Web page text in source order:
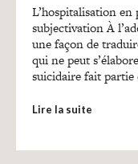
L’hospitalisation en
subjectivation À
une façon de
qui ne peut
suicidaire fait partie
Lire la suite